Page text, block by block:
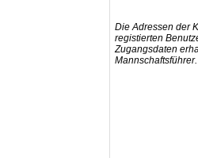
Die Adressen der
registierten
Zugangsdaten
Mannschaftsführer.